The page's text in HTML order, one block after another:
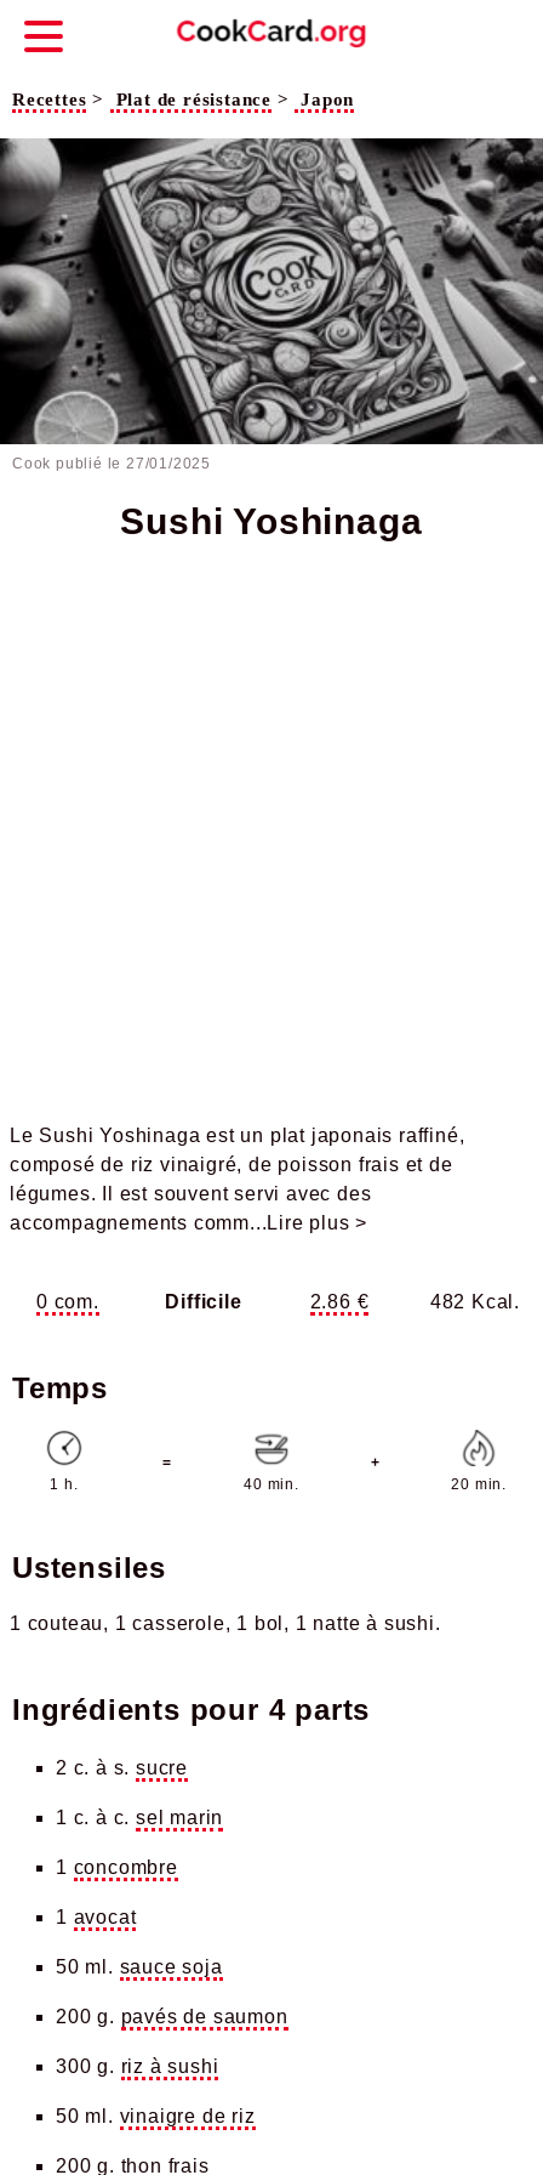
Recettes > Plat de résistance > Japon
Cook publié le27/01/2025
Sushi Yoshinaga
Le Sushi Yoshinaga est un plat japonais raffiné,
composé de riz vinaigré, de poisson frais et de
légumes. Il est souvent servi avec des
accompagnements comm...Lire plus >
0 com. Difficile 2.86 € 482 Kcal.
Temps
1 h.
=
40 min.
+
20 min.
Ustensiles
1 couteau 1 casserole 1 bol 1 natte à sushi
Ingrédients pour 4 parts
2 c. à s. sucre
1 c. à c. sel marin
1 concombre
1 avocat
50 ml. sauce soja
200 g. pavés de saumon
300 g. riz à sushi
50 ml. vinaigre de riz
200 g. thon frais